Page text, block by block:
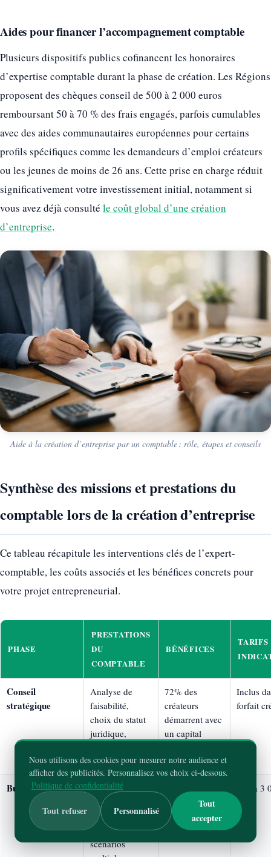
Aides pour financer l’accompagnement comptable
Plusieurs dispositifs publics cofinancent les honoraires
d’expertise comptable durant la phase de création. Les Régions
proposent des chèques conseil de 500 à 2 000 euros
remboursant 50 à 70 % des frais engagés, parfois cumulables
avec des aides communautaires européennes pour certains
profils spécifiques comme les demandeurs d’emploi créateurs
ou les jeunes de moins de 26 ans. Cette prise en charge réduit
significativement votre investissement initial, notamment si
vous avez déjà consulté le coût global d’une création
d’entreprise.
Aide à la création d’entreprise par un comptable : rôle, étapes et conseils
Synthèse des missions et prestations du
comptable lors de la création d’entreprise
Ce tableau récapitule les interventions clés de l’expert-
comptable, les coûts associés et les bénéfices concrets pour
votre projet entrepreneurial.
PHASE
PRESTATIONS
DU
COMPTABLE
BÉNÉFICES
TARIFS
Conseil
stratégique
Analyse de
faisabilité,
choix du statut
juridique,
fiscale et sociale
72% des
créateurs
démarrent avec
un capital
dimensionné
Inclus
forfait
Business plan
Prévisionnel
financier 3 ans,
calcul seuil de
rentabilité,
scénarios
accrue auprès
des banques et
investisseurs
800 à 3
HT
Nous utilisons des cookies pour mesurer notre audience et
afficher des publicités. Personnalisez vos choix ci-dessous.
Politique de confidentialité
Tout refuser Personnalisé
Tout
accepter